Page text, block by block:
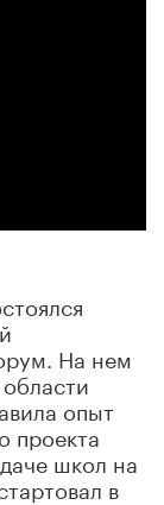
На нем
опыт
проекта
школ на
в